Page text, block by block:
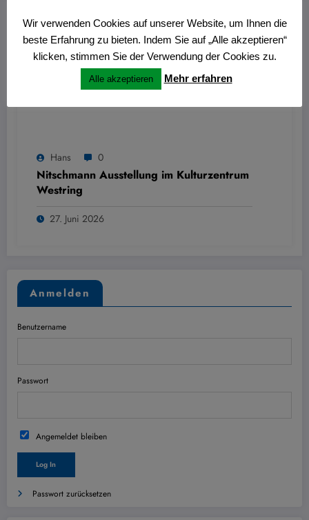
Hans 0
Nitschmann Ausstellung im Kulturzentrum
Westring
27. Juni 2026
Anmelden
Benutzername
Passwort
Angemeldet bleiben
Passwort zurücksetzen
Wir verwenden Cookies auf unserer Website, um Ihnen die
beste Erfahrung zu bieten. Indem Sie auf „Alle akzeptieren“
klicken, stimmen Sie der Verwendung der Cookies zu.
Alle akzeptieren Mehr erfahren